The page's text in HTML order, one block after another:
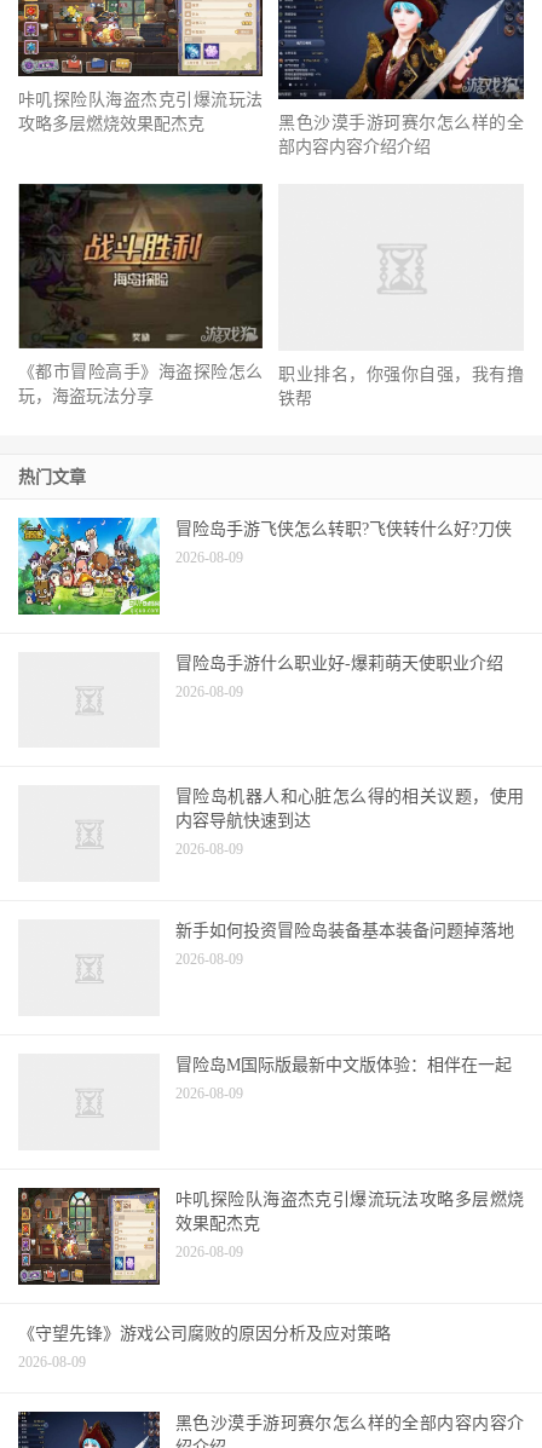
咔叽探险队海盗杰克引爆流玩法
攻略多层燃烧效果配杰克
黑色沙漠手游珂赛尔怎么样的全
部内容内容介绍介绍
《都市冒险高手》海盗探险怎么
玩，海盗玩法分享
铁帮
2026-08-09
2026-08-09
内容导航快速到达
2026-08-09
2026-08-09
2026-08-09
效果配杰克
2026-08-09
2026-08-09
绍介绍